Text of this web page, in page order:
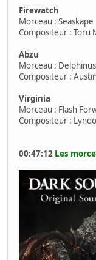
Firewatch
Morceau : Seaskape
Compositeur : Toru
Abzu
Morceau :
Compositeur :
Virginia
Morceau : Flash
Compositeur :
00:47:12 Les